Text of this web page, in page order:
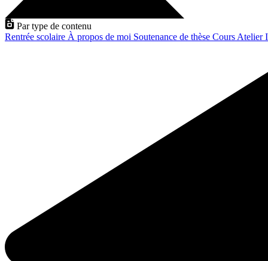
Par type de contenu
Rentrée scolaire À propos de moi Soutenance de thèse Cours Atelier